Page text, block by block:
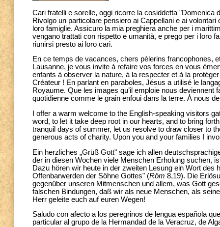
Cari fratelli e sorelle, oggi ricorre la cosiddetta "Domenica
Rivolgo un particolare pensiero ai Cappellani e ai
loro famiglie. Assicuro la mia preghiera anche per i
vengano trattati con rispetto e umanità, e prego per i loro
riunirsi presto ai loro cari.
En ce temps de vacances, chers pèlerins francophones,
Lausanne, je vous invite à refaire vos forces en vous
enfants à observer la nature, à la respecter et à la
Créateur ! En parlant en paraboles, Jésus a utilisé le
Royaume. Que les images qu’il emploie nous
quotidienne comme le grain enfoui dans la terre. Á nous
I offer a warm welcome to the English-speaking visitors
word, to let it take deep root in our hearts, and to bring
tranquil days of summer, let us resolve to draw closer to
generous acts of charity. Upon you and your families I
Ein herzliches „Grüß Gott" sage ich allen
der in diesen Wochen viele Menschen Erholung suchen,
Dazu hören wir heute in der zweiten Lesung ein Wort des
Offenbarwerden der Söhne Gottes" (Röm 8,19). Die
gegenüber unseren Mitmenschen und allem, was Gott
falschen Bindungen, daß wir als neue Menschen, als
Herr geleite euch auf euren Wegen!
Saludo con afecto a los peregrinos de lengua española
particular al grupo de la Hermandad de la Veracruz, de